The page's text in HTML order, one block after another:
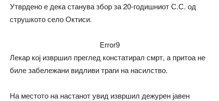
Утврдено е дека станува збор за 20-годишниот С.С. од
струшкото село Октиси.
Error9
Лекар кој извршил преглед констатирал смрт, а притоа не
биле забележани видливи траги на насилство.
На местото на настанот увид извршил дежурен јавен